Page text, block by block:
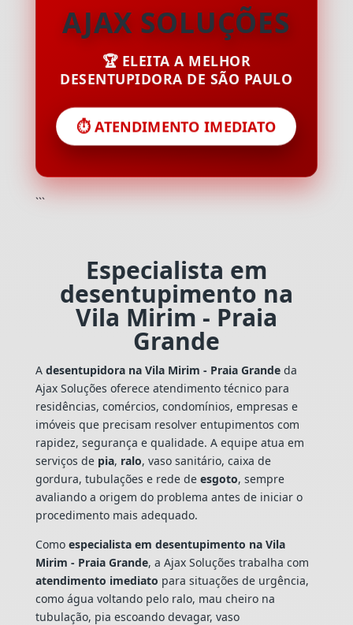
AJAX SOLUÇÕES
🏆 ELEITA A MELHOR
DESENTUPIDORA DE SÃO PAULO
⏱️ ATENDIMENTO IMEDIATO
```
Especialista em
desentupimento na
Vila Mirim - Praia
Grande
A desentupidora na Vila Mirim - Praia Grandeda
Ajax Soluções oferece atendimento técnico para
residências, comércios, condomínios, empresas e
imóveis que precisam resolver entupimentos com
rapidez, segurança e qualidade. A equipe atua em
serviços de pia, ralo, vaso sanitário, caixa de
gordura, tubulações e rede de esgoto, sempre
avaliando a origem do problema antes de iniciar o
procedimento mais adequado.
Como especialista em desentupimento na Vila
Mirim - Praia Grande, a Ajax Soluções trabalha com
atendimento imediato para situações de urgência,
como água voltando pelo ralo, mau cheiro na
tubulação, pia escoando devagar, vaso